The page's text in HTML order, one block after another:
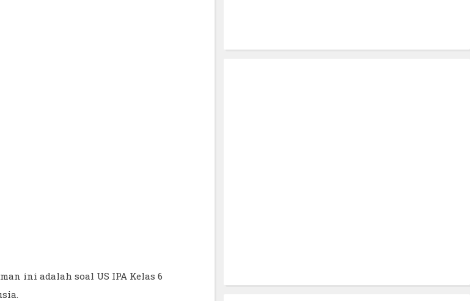
ini adalah soal US IPA Kelas 6